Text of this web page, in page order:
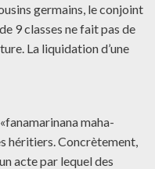
germains, le conjoint
9 classes ne fait pas de
La liquidation d’une
maha-
héritiers. Concrètement,
acte par lequel des